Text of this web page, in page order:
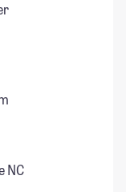
NC